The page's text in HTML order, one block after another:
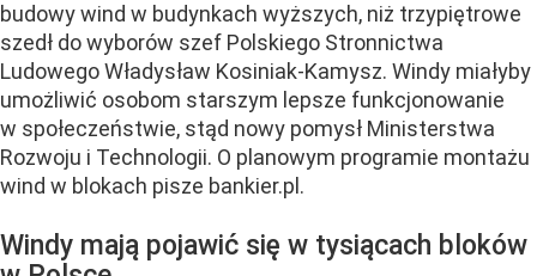
budowy wind w budynkach wyższych, niż trzypiętrowe
szedł do wyborów szef Polskiego Stronnictwa
Ludowego Władysław Kosiniak-Kamysz. Windy miałyby
umożliwić osobom starszym lepsze funkcjonowanie
w społeczeństwie, stąd nowy pomysł Ministerstwa
Rozwoju i Technologii. O planowym programie montażu
wind w blokach pisze bankier.pl.
Windy mają pojawić się w tysiącach bloków